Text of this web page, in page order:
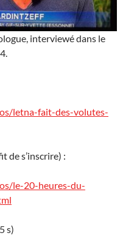
interviewé dans le
letna-fait-des-volutes-
de s’inscrire) :
le-20-heures-du-
s)